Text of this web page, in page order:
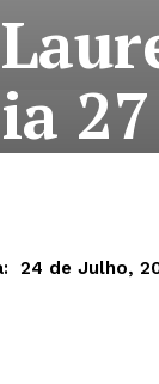
24 de Julho,